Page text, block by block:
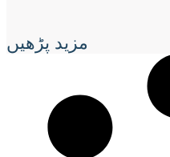
مزید پڑھیں